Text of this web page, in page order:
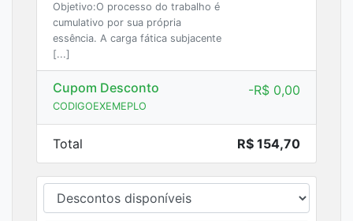
Objetivo:O processo do trabalho é
cumulativo por sua própria
essência. A carga fática subjacente
[...]
Cupom Desconto
CODIGOEXEMEPLO
-R$ 0,00
Total R$ 154,70